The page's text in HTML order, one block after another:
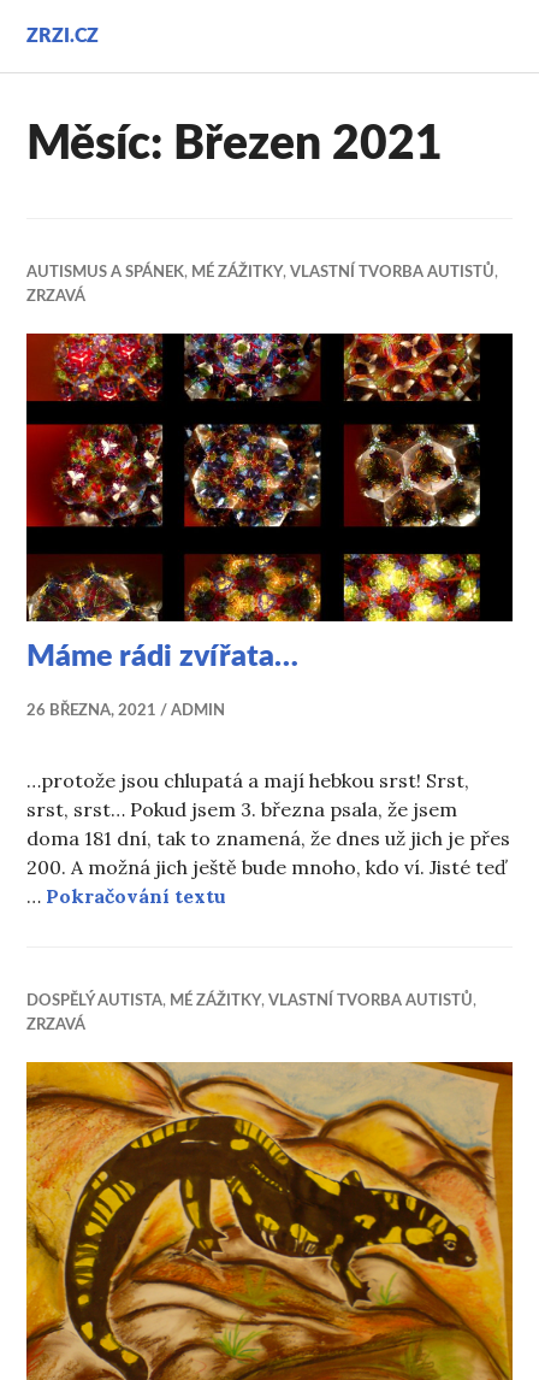
obsahu
ZRZI.CZ
Měsíc: Březen 2021
AUTISMUS A SPÁNEK, MÉ ZÁŽITKY,VLASTNÍ TVORBA AUTISTŮ,
ZRZAVÁ
Máme rádi zvířata…
26 BŘEZNA, 2021 ADMIN
…protože jsou chlupatá a mají hebkou srst! Srst,
srst, srst… Pokud jsem 3. března psala, že jsem
doma 181 dní, tak to znamená, že dnes už jich je přes
200. A možná jich ještě bude mnoho, kdo ví. Jisté teď
… Pokračování textu
DOSPĚLÝ AUTISTA, MÉ ZÁŽITKY,VLASTNÍ TVORBA AUTISTŮ,
ZRZAVÁ